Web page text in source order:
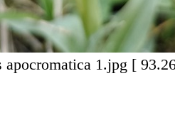
apocromatica 1.jpg [